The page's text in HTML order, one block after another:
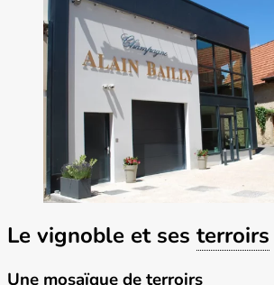
Le vignoble et sesterroirs
Une mosaïque de terroirs